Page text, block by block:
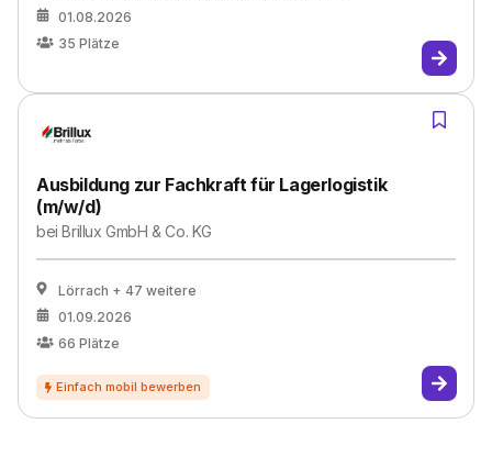
01.08.2026
35 Plätze
Ausbildung zur Fachkraft für Lagerlogistik
(m/w/d)
beiBrillux GmbH & Co. KG
Lörrach + 47 weitere
01.09.2026
66 Plätze